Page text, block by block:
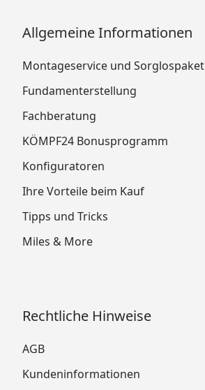
Allgemeine Informationen
Montageservice und Sorglospaket
Fundamenterstellung
Fachberatung
KÖMPF24 Bonusprogramm
Konfiguratoren
Ihre Vorteile beim Kauf
Tipps und Tricks
Miles & More
Rechtliche Hinweise
AGB
Kundeninformationen